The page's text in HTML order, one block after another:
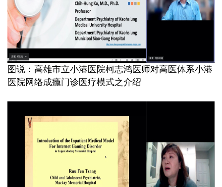
图说：高雄市立小港医院柯志鸿医师对高医体系小港
医院网络成瘾门诊医疗模式之介绍